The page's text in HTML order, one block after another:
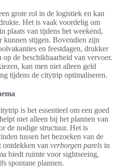
grote rol in de logistiek en kan
Het is vaak voordelig om
plaats van tijdens het weekend,
kunnen stijgen. Bovendien zijn
en feestdagen, drukker
de beschikbaarheid van vervoer.
kan men niet alleen geld
tijdens de citytrip optimaliseren.
is het essentieel om een goed
niet alleen bij het plannen van
de nodige structuur. Het is
tussen het bezoeken van de
ontdekken van verborgen parels in
biedt ruimte voor sightseeing,
spontane plannen.